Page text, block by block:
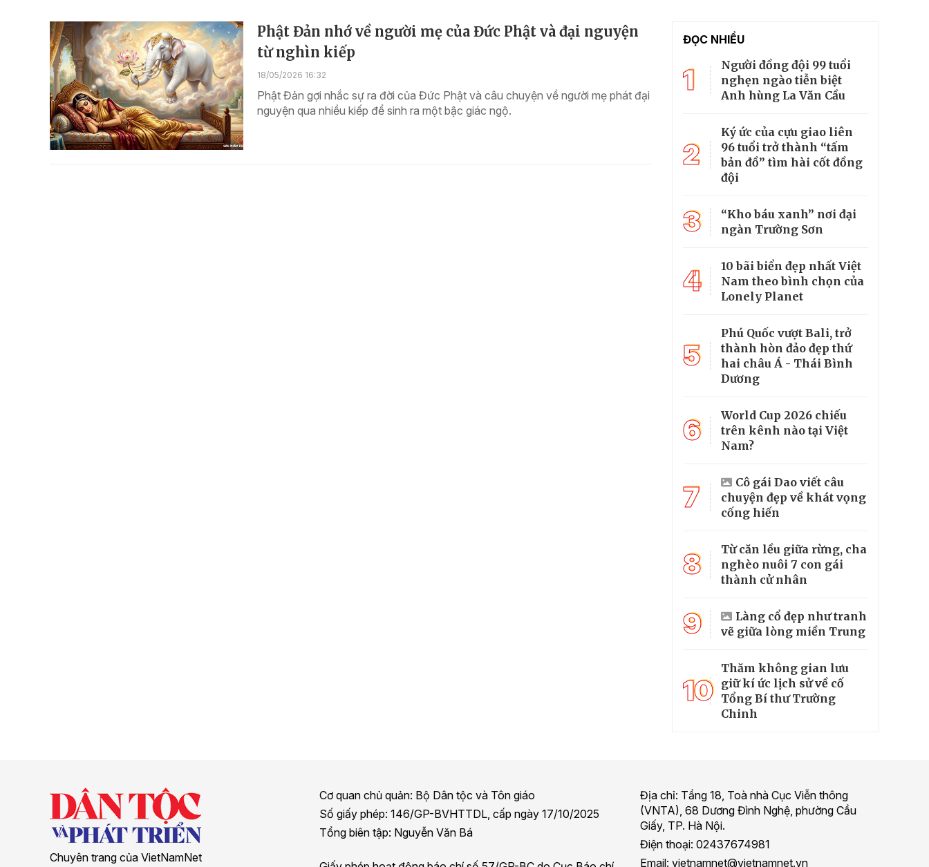
Phật Đản nhớ về người mẹ của Đức Phật và đại nguyện
từ nghìn kiếp
18/05/2026 16:32
Phật Đản gợi nhắc sự ra đời của Đức Phật và câu chuyện về người mẹ phát đại
nguyện qua nhiều kiếp để sinh ra một bậc giác ngộ.
ĐỌC NHIỀU
1
Người đồng đội 99 tuổi
nghẹn ngào tiễn biệt
Anh hùng La Văn Cầu
2
Ký ức của cựu giao liên
96 tuổi trở thành “tấm
bản đồ” tìm hài cốt đồng
đội
3
“Kho báu xanh” nơi đại
ngàn Trường Sơn
4
10 bãi biển đẹp nhất Việt
Nam theo bình chọn của
Lonely Planet
5
Phú Quốc vượt Bali, trở
thành hòn đảo đẹp thứ
hai châu Á - Thái Bình
Dương
6
World Cup 2026 chiếu
trên kênh nào tại Việt
Nam?
7
Cô gái Dao viết câu
chuyện đẹp về khát vọng
cống hiến
8
Từ căn lều giữa rừng, cha
nghèo nuôi 7 con gái
thành cử nhân
9
Làng cổ đẹp như tranh
vẽ giữa lòng miền Trung
10
Thăm không gian lưu
giữ kí ức lịch sử về cố
Tổng Bí thư Trường
Chinh
Chuyên trang của VietNamNet
Cơ quan chủ quản: Bộ Dân tộc và Tôn giáo
Số giấy phép: 146/GP-BVHTTDL, cấp ngày 17/10/2025
Tổng biên tập: Nguyễn Văn Bá
Địa chỉ: Tầng 18, Toà nhà Cục Viễn thông
(VNTA), 68 Dương Đình Nghệ, phường Cầu
Giấy, TP. Hà Nội.
Điện thoại: 02437674981
Email: vietnamnet@vietnamnet.vn